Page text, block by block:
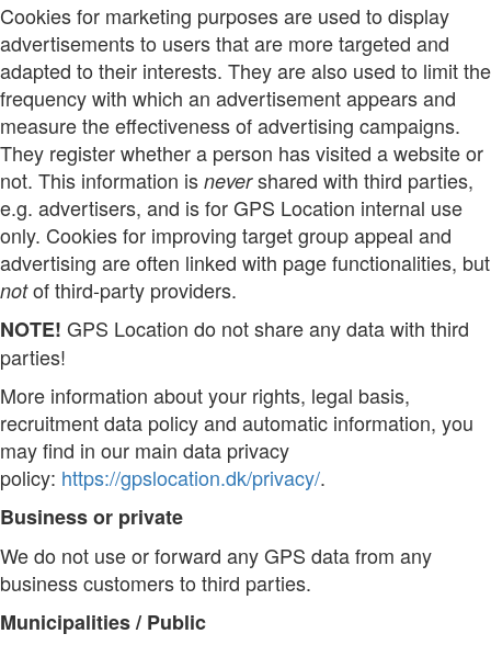
Cookies for marketing purposes are used to display
advertisements to users that are more targeted and
adapted to their interests. They are also used to limit the
frequency with which an advertisement appears and
measure the effectiveness of advertising campaigns.
They register whether a person has visited a website or
not. This information is nevershared with third parties,
e.g. advertisers, and is for GPS Location internal use
only. Cookies for improving target group appeal and
advertising are often linked with page functionalities, but
notof third-party providers.
NOTE! GPS Location do not share any data with third
parties!
More information about your rights, legal basis,
recruitment data policy and automatic information, you
may find in our main data privacy
policy: https://gpslocation.dk/privacy/.
Business or private
We do not use or forward any GPS data from any
business customers to third parties.
Municipalities / Public